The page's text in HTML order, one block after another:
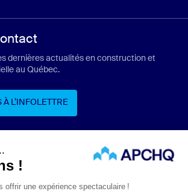
dernières actualités en construction et
au Québec.
L’INFOLETTRE
L’INFOLETTRE